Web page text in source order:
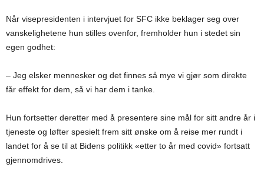
Når visepresidenten i intervjuet for SFC ikke beklager seg over
vanskelighetene hun stilles ovenfor, fremholder hun i stedet sin
egen godhet:
– Jeg elsker mennesker og det finnes så mye vi gjør som direkte
får effekt for dem, så vi har dem i tanke.
Hun fortsetter deretter med å presentere sine mål for sitt andre år i
tjeneste og løfter spesielt frem sitt ønske om å reise mer rundt i
landet for å se til at Bidens politikk «etter to år med covid» fortsatt
gjennomdrives.